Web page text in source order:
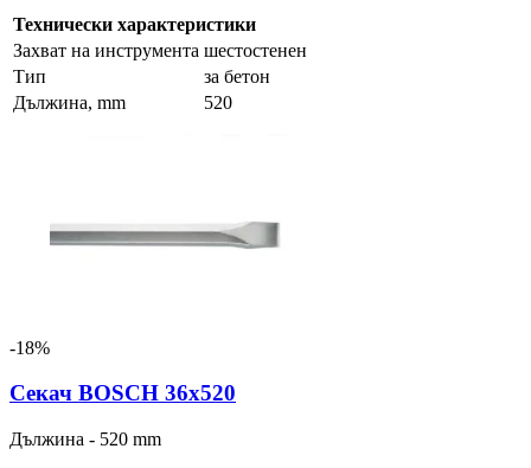
Технически характеристики
Захват на инструмента шестостенен
Тип
за бетон
Дължина, mm
520
-18%
Секач BOSCH 36х520
Дължина - 520 mm